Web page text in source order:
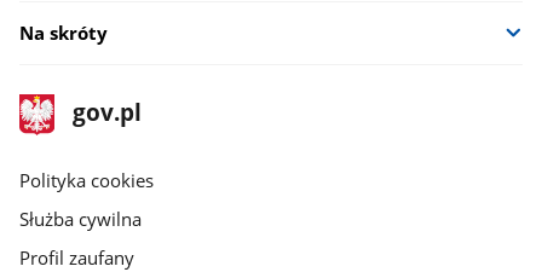
Na skróty
stopka
gov.pl
Strona
gov.pl
gov.pl
Polityka cookies
Służba cywilna
Profil zaufany